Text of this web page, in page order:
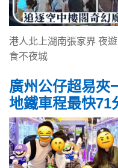
港人北上湖南張家界 夜
食不夜城
廣州公仔超易夾
地鐵車程最快71